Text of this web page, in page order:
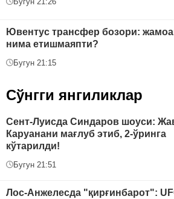
Ювентус трансфер бозори:
нима етишмаяпти?
Бугун 21:15
Сўнгги янгиликлар
Сент-Луисда Синдаров шоуси:
Каруанани мағлуб этиб, 2-ўринга
кўтарилди!
Бугун 21:51
Лос-Анжелесда "қирғинбарот":